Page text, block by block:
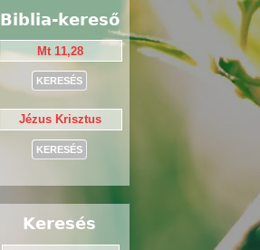
Biblia-kereső
Keresés